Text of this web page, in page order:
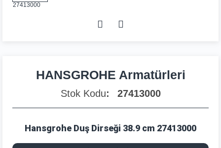
HANSGROHE Armatürleri
Stok Kodu 27413000
Hansgrohe Duş Dirseği 38.9 cm 27413000